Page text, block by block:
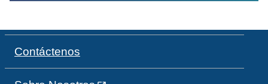
Contáctenos